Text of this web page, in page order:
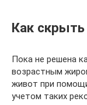
Как
Пока не решена
возрастным
живот при
учетом таких